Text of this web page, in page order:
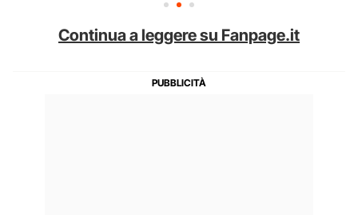
Continua a leggere su Fanpage.it